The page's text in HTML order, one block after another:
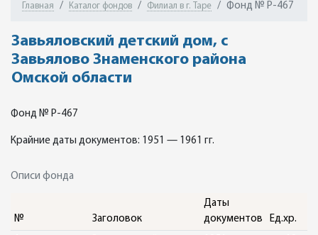
Главная Каталог фондов Филиал в г. Таре Фонд № Р-467
Завьяловский детский дом, с
Завьялово Знаменского района
Омской области
Фонд № Р-467
Крайние даты документов: 1951 — 1961 гг.
Описи фонда
№ Заголовок
Даты
документов
Ед.хр.